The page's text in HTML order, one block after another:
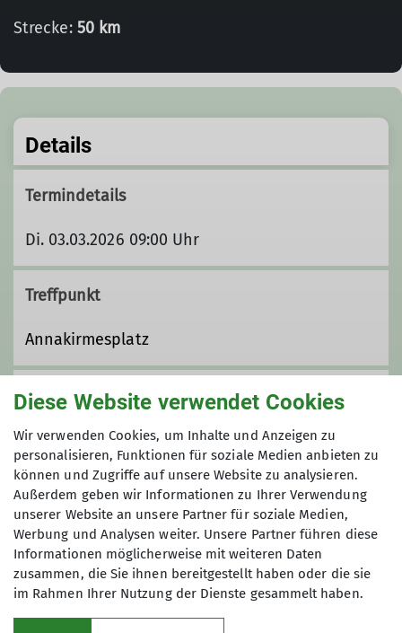
Strecke: 50 km
Details
Termindetails
Di. 03.03.2026 09:00 Uhr
Treffpunkt
Annakirmesplatz
Organisation
Irene Spitzer
Gruppe
Diese Website verwendet Cookies
Wir verwenden Cookies, um Inhalte und Anzeigen zu
personalisieren, Funktionen für soziale Medien anbieten zu
können und Zugriffe auf unsere Website zu analysieren.
Außerdem geben wir Informationen zu Ihrer Verwendung
unserer Website an unsere Partner für soziale Medien,
Werbung und Analysen weiter. Unsere Partner führen diese
Informationen möglicherweise mit weiteren Daten
zusammen, die Sie ihnen bereitgestellt haben oder die sie
im Rahmen Ihrer Nutzung der Dienste gesammelt haben.